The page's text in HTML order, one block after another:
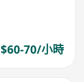
$60-70/小時